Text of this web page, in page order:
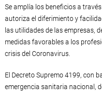
Se amplía los beneficios a
autoriza el diferimiento y
las utilidades de las empresas,
medidas favorables a los
crisis del Coronavirus.
El Decreto Supremo 4199, con
emergencia sanitaria nacional,